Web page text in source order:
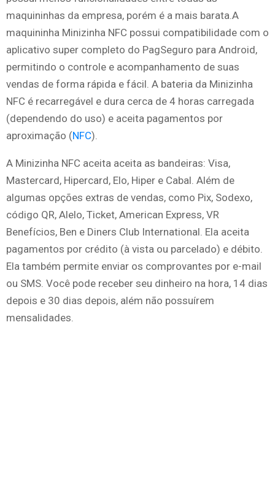
maquininhas da empresa, porém é a mais barata.A
maquininha Minizinha NFC possui compatibilidade com o
aplicativo super completo do PagSeguro para Android,
permitindo o controle e acompanhamento de suas
vendas de forma rápida e fácil. A bateria da Minizinha
NFC é recarregável e dura cerca de 4 horas carregada
(dependendo do uso) e aceita pagamentos por
aproximação (NFC).
A Minizinha NFC aceita aceita as bandeiras: Visa,
Mastercard, Hipercard, Elo, Hiper e Cabal. Além de
algumas opções extras de vendas, como Pix, Sodexo,
código QR, Alelo, Ticket, American Express, VR
Benefícios, Ben e Diners Club International. Ela aceita
pagamentos por crédito (à vista ou parcelado) e débito.
Ela também permite enviar os comprovantes por e-mail
ou SMS. Você pode receber seu dinheiro na hora, 14 dias
depois e 30 dias depois, além não possuírem
mensalidades.